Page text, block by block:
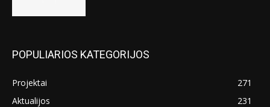
POPULIARIOS KATEGORIJOS
Projektai
271
Aktualijos
231